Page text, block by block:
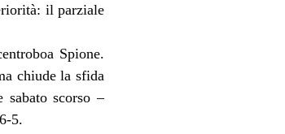
il parziale
Spione.
chiude la sfida
sabato scorso –
5.